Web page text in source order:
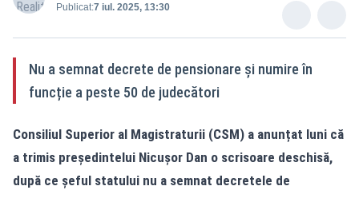
Publicat:7 iul. 2025, 13:30
Nu a semnat decrete de pensionare și numire în
funcție a peste 50 de judecători
Consiliul Superior al Magistraturii (CSM) a anunțat luni că
a trimis președintelui Nicușor Dan o scrisoare deschisă,
după ce șeful statului nu a semnat decretele de